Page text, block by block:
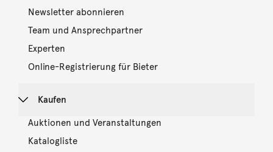
Newsletter abonnieren
Team und Ansprechpartner
Experten
Online-Registrierung für Bieter
Kaufen
Auktionen und Veranstaltungen
Katalogliste